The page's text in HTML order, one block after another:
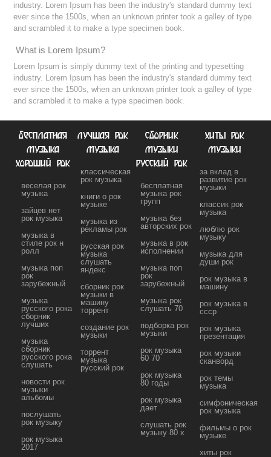
industry. Lorem Ipsum has been the industry's standard dummy text
ever since the 1500s, when an unknown printer took a galley of type
and scrambled it to make a type specimen book.
What is Lorem Ipsum?
Lorem Ipsum is simply dummy text of the printing and typesetting
industry. Lorem Ipsum has been the industry's standard dummy text
ever since the 1500s, when an unknown printer took a galley of type
and scrambled it to make a type specimen book.
бесплатная
музыка
хороший рок
веселая рок
музыка
зайцев нет
рок музыка
музыка в
стиле рок н
ролл
музыка поп
рок
зарубежный
музыка
русского рока
сборник
лучших
музыка
сборник
русского рока
слушать
новости рок
музыки
альбомы
послушать
рок музыку
рок музыка
2017
лучшая рок
музыка
классическая
рок музыка
книги о рок
музыке
музыка из
рекламы рок
русская рок
музыка
слушать
яндекс
сборник рок
музыки в
машину
торрент
создание рок
музыки
торрент
музыка
русский рок
сборник
музыки
русский рок
бесплатная
музыка рок
групп
музыка без
авторских рок
музыка в рок
исполнении
музыка поп
рок
зарубежный
музыка рок
слушать 70
подборка рок
музыки
рок музыка
60 70
рок музыка
80 годы
рок музыка
дает
слушать рок
музыку 80 х
хиты рок
музыки
за вклад в
развитие рок
музыки
классик рок
музыка
люблю рок
музыку
музыка для
души рок
рок музыка в
машину
рок музыка в
ссср
рок музыка
презентация
рок музыки
сканворд
рок темы
музыка
симфоническая
рок музыка
фильмы о рок
музыке
хиты рок